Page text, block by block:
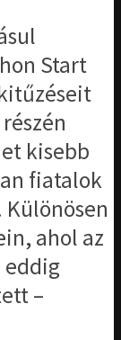
Start
kisebb
fiatalok
ahol az
eddig
–